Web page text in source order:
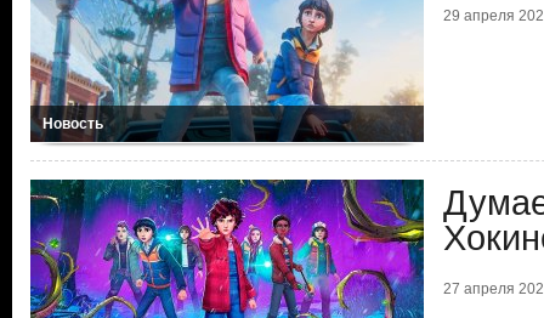
Новость
29 апреля
27 апреля